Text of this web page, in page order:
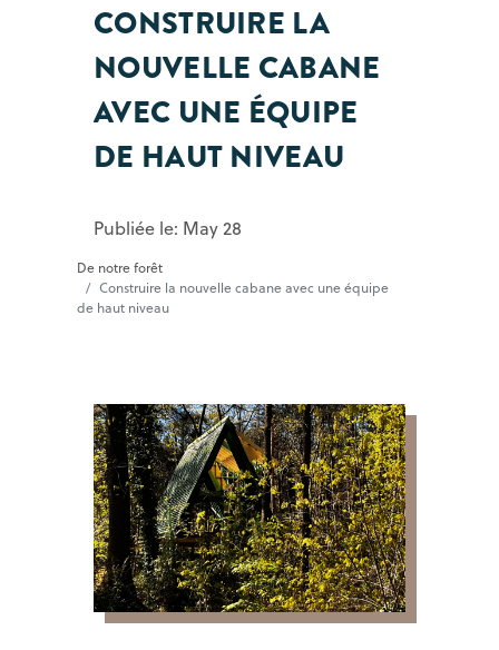
CONSTRUIRE LA
NOUVELLE CABANE
AVEC UNE ÉQUIPE
DE HAUT NIVEAU
Publiée le: May 28
De notre forêt
Construire la nouvelle cabane avec une équipe
de haut niveau